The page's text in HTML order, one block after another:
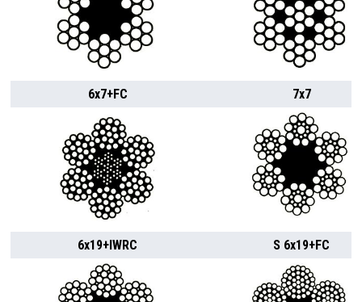
6x7+FC 7x7
6x19+IWRC S 6x19+FC